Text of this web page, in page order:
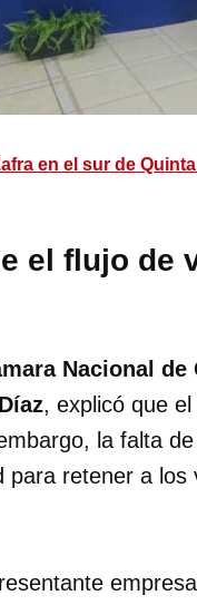
en el sur de
el flujo de
Nacional
, explicó que
la falta
para retener a